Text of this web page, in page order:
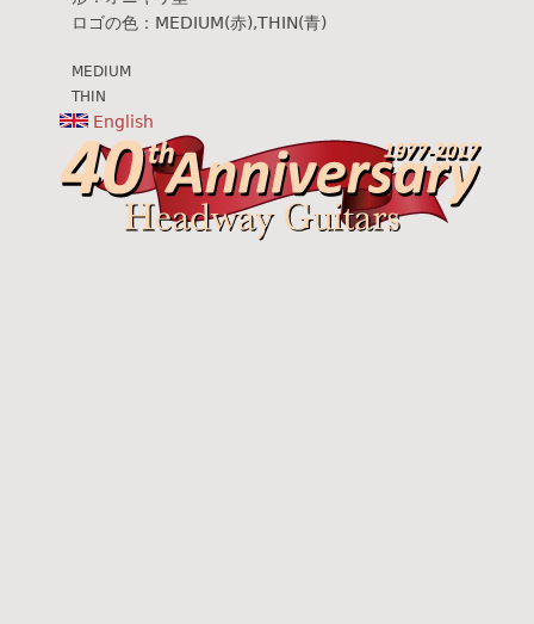
ロゴの色：MEDIUM(赤),THIN(青)
MEDIUM
THIN
English